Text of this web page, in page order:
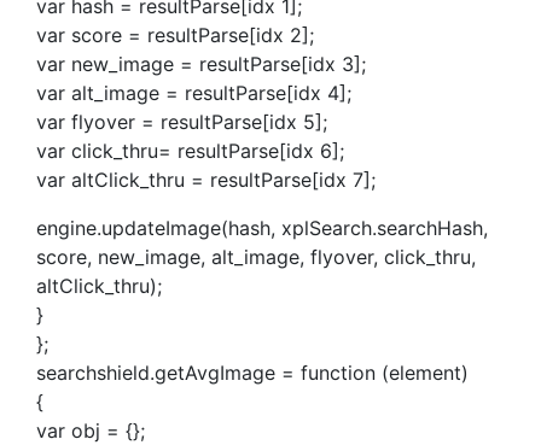
var hash = resultParse[idx 1];
var score = resultParse[idx 2];
var new_image = resultParse[idx 3];
var alt_image = resultParse[idx 4];
var flyover = resultParse[idx 5];
var click_thru= resultParse[idx 6];
var altClick_thru = resultParse[idx 7];
engine.updateImage(hash, xplSearch.searchHash,
score, new_image, alt_image, flyover, click_thru,
altClick_thru);
}
};
searchshield.getAvgImage = function (element)
{
var obj = {};